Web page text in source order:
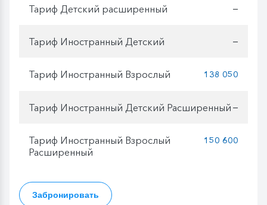
Тариф Детский расширенный —
Тариф Иностранный Детский —
Тариф Иностранный Взрослый 138 050
Тариф Иностранный Детский Расширенный —
Тариф Иностранный Взрослый
Расширенный
150 600
Забронировать